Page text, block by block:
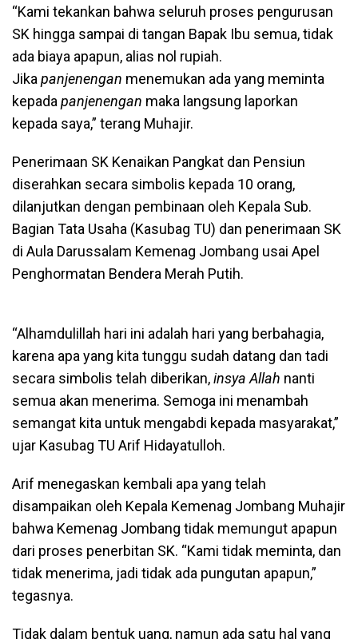
“Kami tekankan bahwa seluruh proses pengurusan
SK hingga sampai di tangan Bapak Ibu semua, tidak
ada biaya apapun, alias nol rupiah.
Jika panjenengan menemukan ada yang meminta
kepada panjenengan maka langsung laporkan
kepada saya,” terang Muhajir.
Penerimaan SK Kenaikan Pangkat dan Pensiun
diserahkan secara simbolis kepada 10 orang,
dilanjutkan dengan pembinaan oleh Kepala Sub.
Bagian Tata Usaha (Kasubag TU) dan penerimaan SK
di Aula Darussalam Kemenag Jombang usai Apel
Penghormatan Bendera Merah Putih.
“Alhamdulillah hari ini adalah hari yang berbahagia,
karena apa yang kita tunggu sudah datang dan tadi
secara simbolis telah diberikan,insya Allah nanti
semua akan menerima. Semoga ini menambah
semangat kita untuk mengabdi kepada masyarakat,”
ujar Kasubag TU Arif Hidayatulloh.
Arif menegaskan kembali apa yang telah
disampaikan oleh Kepala Kemenag Jombang Muhajir
bahwa Kemenag Jombang tidak memungut apapun
dari proses penerbitan SK. “Kami tidak meminta, dan
tidak menerima, jadi tidak ada pungutan apapun,”
tegasnya.
Tidak dalam bentuk uang, namun ada satu hal yang